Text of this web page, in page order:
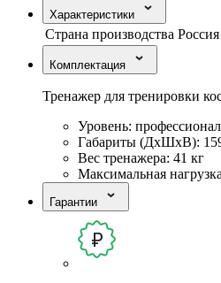
Характеристики
Страна производства Россия
Комплектация
Тренажер для тренировки
Уровень:
Габариты (ДхШхВ):
Вес тренажера: 41 кг
Максимальная
Гарантии